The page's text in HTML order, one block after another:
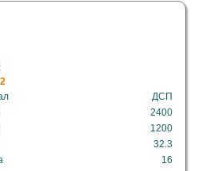
ДСП
2400
1200
32.3
16